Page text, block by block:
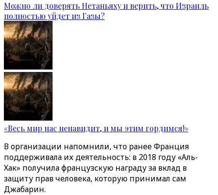
Можно ли доверять Нетаньяху и верить, что Израиль
полностью уйдет из Газы?
«Весь мир нас ненавидит, и мы этим гордимся!»
В организации напомнили, что ранее Франция
поддерживала их деятельность: в 2018 году «Аль-
Хак» получила французскую награду за вклад в
защиту прав человека, которую принимал сам
Джабарин.